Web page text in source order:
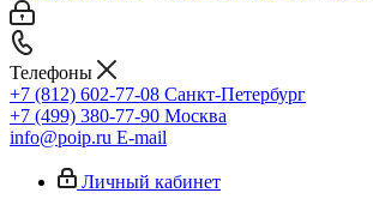
Телефоны
+7 (812) 602-77-08 Санкт-Петербург
+7 (499) 380-77-90 Москва
info@poip.ru E-mail
Личный кабинет